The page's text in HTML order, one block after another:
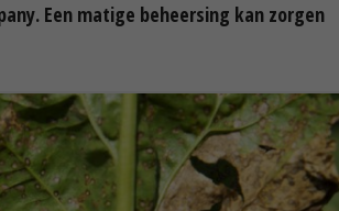
Een matige beheersing kan zorgen